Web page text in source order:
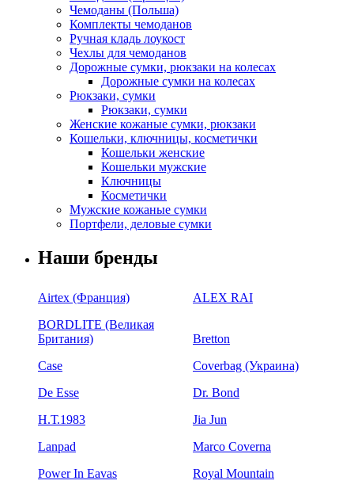
Чемоданы (Польша)
Комплекты чемоданов
Ручная кладь лоукост
Чехлы для чемоданов
Дорожные сумки, рюкзаки на колесах
Дорожные сумки на колесах
Рюкзаки, сумки
Рюкзаки, сумки
Женские кожаные сумки, рюкзаки
Кошельки, ключницы, косметички
Кошельки женские
Кошельки мужские
Ключницы
Косметички
Мужские кожаные сумки
Портфели, деловые сумки
Наши бренды
Airtex (Франция)
ALEX RAI
BORDLITE (Великая
Британия)
Bretton
Case
Coverbag (Украина)
De Esse
Dr. Bond
H.Т.1983
Jia Jun
Lanpad
Marco Coverna
Power In Eavas
Royal Mountain